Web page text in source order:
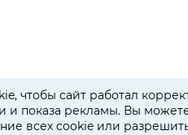
чтобы сайт работал
и показа рекламы. Вы
всех cookie или